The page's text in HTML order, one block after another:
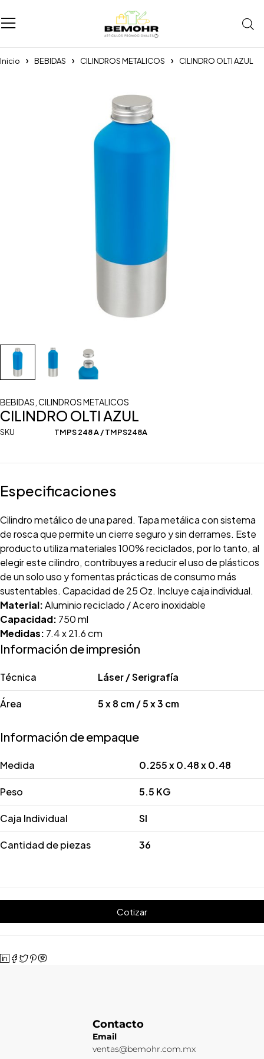
Inicio BEBIDAS CILINDROS METALICOS CILINDRO OLTI AZUL
BEBIDAS CILINDROS METALICOS
CILINDRO OLTI AZUL
SKU TMPS 248 A / TMPS248A
Especificaciones
Cilindro metálico de una pared. Tapa metálica con sistema
de rosca que permite un cierre seguro y sin derrames. Este
producto utiliza materiales 100% reciclados, por lo tanto, al
elegir este cilindro, contribuyes a reducir el uso de plásticos
de un solo uso y fomentas prácticas de consumo más
sustentables. Capacidad de 25 Oz. Incluye caja individual.
Material:Aluminio reciclado / Acero inoxidable
Capacidad: 750 ml
Medidas: 7.4 x 21.6 cm
Información de impresión
Técnica Láser / Serigrafía
Área 5 x 8 cm / 5 x 3 cm
Información de empaque
Medida 0.255 x 0.48 x 0.48
Peso 5.5 KG
Caja Individual SI
Cantidad de piezas 36
Cotizar
Contacto
Email
ventas@bemohr.com.mx